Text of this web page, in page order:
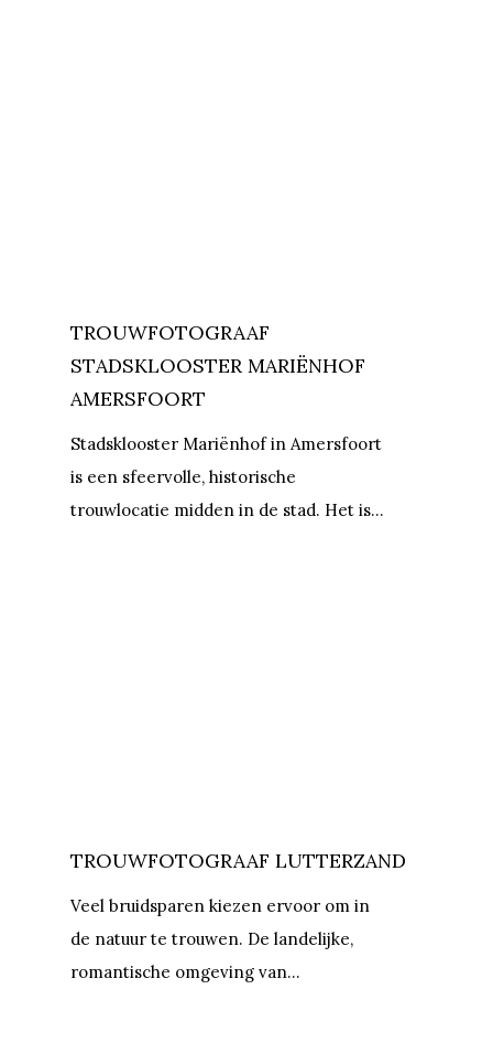
TROUWFOTOGRAAF
STADSKLOOSTER MARIËNHOF
AMERSFOORT
Stadsklooster Mariënhof in Amersfoort
is een sfeervolle, historische
trouwlocatie midden in de stad. Het is…
TROUWFOTOGRAAF LUTTERZAND
Veel bruidsparen kiezen ervoor om in
de natuur te trouwen. De landelijke,
romantische omgeving van…